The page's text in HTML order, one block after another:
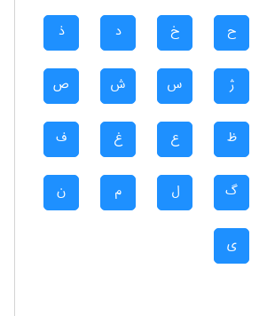
ح خ د ذ
ژ س ش ص
ظ ع غ ف
گ ل م ن
ی